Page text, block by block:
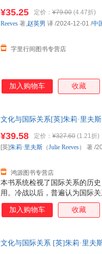
¥35.25 定价： ¥79.00 (4.47折)
字里行间图书专营店
Reeves 著,赵英男 译 /2024-12-01 /中
加入购物车 收藏
文化与国际关系[英]朱莉·里夫
本书系统检视了国际关系的历
用。冷战以后，普遍认为国际
历史上对文化的不同理解，挑
¥39.58 定价： ¥327.60 (1.21折)
鸿源图书专营店
[英]朱莉·里夫斯 （Julie Reeves） 著 /
加入购物车 收藏
文化与国际关系 [英]朱莉·里夫